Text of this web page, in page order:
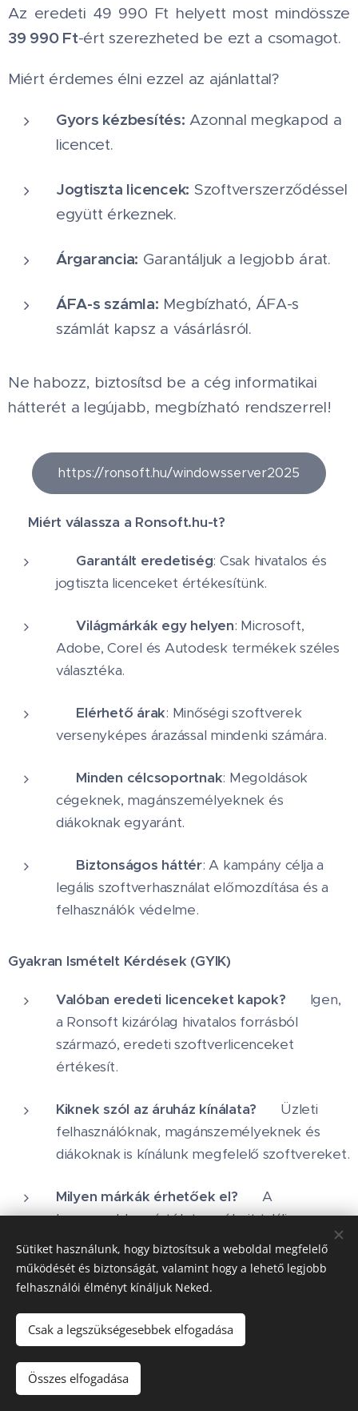
Az eredeti 49 990 Ft helyett most mindössze
39 990 Ft-ért szerezheted be ezt a csomagot.
Miért érdemes élni ezzel az ajánlattal?
Gyors kézbesítés: Azonnal megkapod a
licencet.
Jogtiszta licencek: Szoftverszerződéssel
együtt érkeznek.
Árgarancia: Garantáljuk a legjobb árat.
ÁFA-s számla: Megbízható, ÁFA-s
számlát kapsz a vásárlásról.
Ne habozz, biztosítsd be a cég informatikai
hátterét a legújabb, megbízható rendszerrel!
https://ronsoft.hu/windowsserver2025
Miért válassza a Ronsoft.hu-t?
Garantált eredetiség: Csak hivatalos és
jogtiszta licenceket értékesítünk.
✅Világmárkák egy helyen: Microsoft,
Adobe, Corel és Autodesk termékek széles
választéka.
Elérhető árak: Minőségi szoftverek
versenyképes árazással mindenki számára.
Minden célcsoportnak: Megoldások
cégeknek, magánszemélyeknek és
diákoknak egyaránt.
Biztonságos háttér: A kampány célja a
legális szoftverhasználat előmozdítása és a
felhasználók védelme.
Gyakran Ismételt Kérdések (GYIK)
Valóban eredeti licenceket kapok? 🔑 Igen,
a Ronsoft kizárólag hivatalos forrásból
származó, eredeti szoftverlicenceket
értékesít.
Kiknek szól az áruház kínálata? 👥 Üzleti
felhasználóknak, magánszemélyeknek és
diákoknak is kínálunk megfelelő szoftvereket.
Milyen márkák érhetőek el? 🏆 A
legnagyobb gyártók termékeit találja meg,
köztük a Microsoftot, az Adobe-t, a Corel-t és
az Autodesk-et.
Vásárlói Vélemények
licenckulcsot, a telepítés zökkenőmentes
volt. Végre nyugodt vagyok, hogy jogtiszta
Sütiket használunk, hogy biztosítsuk a weboldal megfelelő
működését és biztonságát, valamint hogy a lehető legjobb
felhasználói élményt kínáljuk Neked.
Csak a legszükségesebbek elfogadása
Összes elfogadása